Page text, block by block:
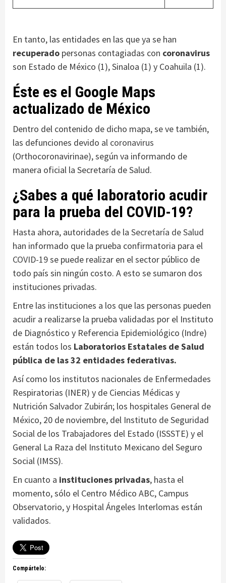
En tanto, las entidades en las que ya se han
recuperado personas contagiadas con coronavirus
son Estado de México (1), Sinaloa (1) y Coahuila (1).
Éste es el Google Maps
actualizado de México
Dentro del contenido de dicho mapa, se ve también,
las defunciones devido al coronavirus
(Orthocoronavirinae), según va informando de
manera oficial la Secretaría de Salud.
¿Sabes a qué laboratorio acudir
para la prueba del COVID-19?
Hasta ahora, autoridades de la Secretaría de Salud
han informado que la prueba confirmatoria para el
COVID-19se puede realizar en el sector público de
todo país sin ningún costo. A esto se sumaron dos
instituciones privadas.
Entre las instituciones a los que las personas pueden
acudir a realizarse la prueba validadas por el Instituto
de Diagnóstico y Referencia Epidemiológico (Indre)
están todos los Laboratorios Estatales de Salud
pública de las 32 entidades federativas.
Así como los institutos nacionales de Enfermedades
Respiratorias (INER) y de Ciencias Médicas y
Nutrición Salvador Zubirán; los hospitales General de
México, 20 de noviembre, del Instituto de Seguridad
Social de los Trabajadores del Estado (ISSSTE) y el
General La Raza del Instituto Mexicano del Seguro
Social (IMSS).
En cuanto a instituciones privadas, hasta el
momento, sólo el Centro Médico ABC, Campus
Observatorio, y Hospital Ángeles Interlomas están
validados.
Compártelo: